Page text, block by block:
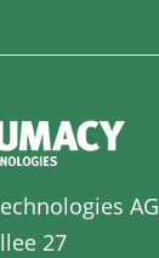
AG
27